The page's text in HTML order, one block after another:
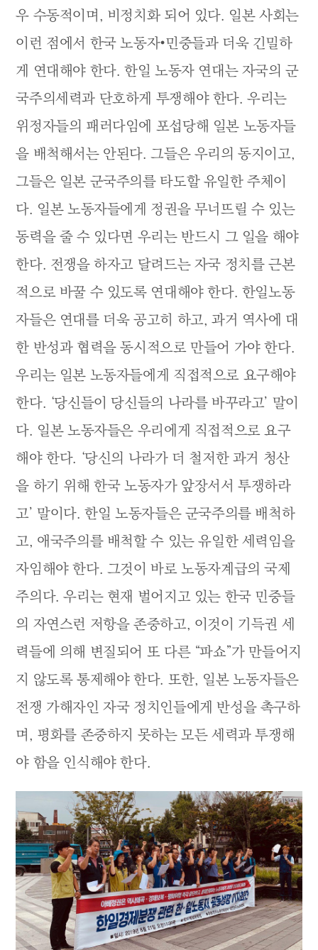
우 수동적이며, 비정치화 되어 있다. 일본 사회는
이런 점에서 한국 노동자•민중들과 더욱 긴밀하
게 연대해야 한다. 한일 노동자 연대는 자국의 군
국주의세력과 단호하게 투쟁해야 한다. 우리는
위정자들의 패러다임에 포섭당해 일본 노동자들
을 배척해서는 안된다. 그들은 우리의 동지이고,
그들은 일본 군국주의를 타도할 유일한 주체이
다. 일본 노동자들에게 정권을 무너뜨릴 수 있는
동력을 줄 수 있다면 우리는 반드시 그 일을 해야
한다. 전쟁을 하자고 달려드는 자국 정치를 근본
적으로 바꿀 수 있도록 연대해야 한다. 한일노동
자들은 연대를 더욱 공고히 하고, 과거 역사에 대
한 반성과 협력을 동시적으로 만들어 가야 한다.
우리는 일본 노동자들에게 직접적으로 요구해야
한다. ‘당신들이 당신들의 나라를 바꾸라고’ 말이
다. 일본 노동자들은 우리에게 직접적으로 요구
해야 한다. ‘당신의 나라가 더 철저한 과거 청산
을 하기 위해 한국 노동자가 앞장서서 투쟁하라
고’ 말이다. 한일 노동자들은 군국주의를 배척하
고, 애국주의를 배척할 수 있는 유일한 세력임을
자임해야 한다. 그것이 바로 노동자계급의 국제
주의다. 우리는 현재 벌어지고 있는 한국 민중들
의 자연스런 저항을 존중하고, 이것이 기득권 세
력들에 의해 변질되어 또 다른 “파쇼”가 만들어지
지 않도록 통제해야 한다. 또한, 일본 노동자들은
전쟁 가해자인 자국 정치인들에게 반성을 촉구하
며, 평화를 존중하지 못하는 모든 세력과 투쟁해
야 함을 인식해야 한다.